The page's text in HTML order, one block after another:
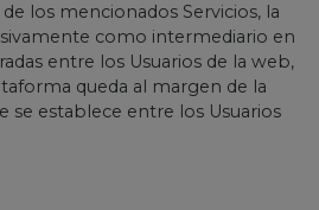
los mencionados Servicios, la
como intermediario en
entre los Usuarios de la web,
queda al margen de la
se establece entre los Usuarios